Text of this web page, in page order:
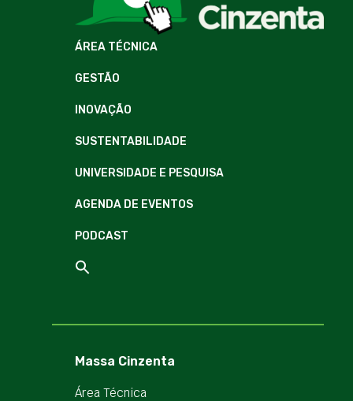
ÁREA TÉCNICA
GESTÃO
INOVAÇÃO
SUSTENTABILIDADE
UNIVERSIDADE E PESQUISA
AGENDA DE EVENTOS
PODCAST
Massa Cinzenta
Área Técnica